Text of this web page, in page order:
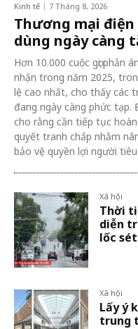
Kinh tế 7 Tháng 8, 2026
Thương mại
dùng ngày càng
Hơn 10.000 cuộc gọi phản
nhận trong năm 2025,
lệ cao nhất, cho thấy các
đang ngày càng phức tạp.
cho rằng cần tiếp tục
quyết tranh chấp nhằm
bảo vệ quyền lợi người
Xã hội
Thời
diễn
lốc sét
Xã hội
Lấy ý
trung